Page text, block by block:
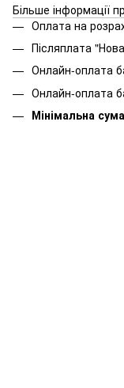
Більше інформації
Оплата на
Післяплата
Онлайн-оплата
Онлайн-оплата
Мінімальна